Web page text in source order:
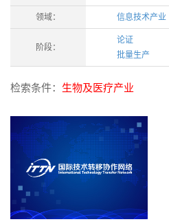
领域： 信息技术产业
阶段：
论证
批量生产
检索条件： 生物及医疗产业